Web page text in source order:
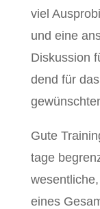
viel
und eine
Diskus­sion
dend für
Gute
tage
eines